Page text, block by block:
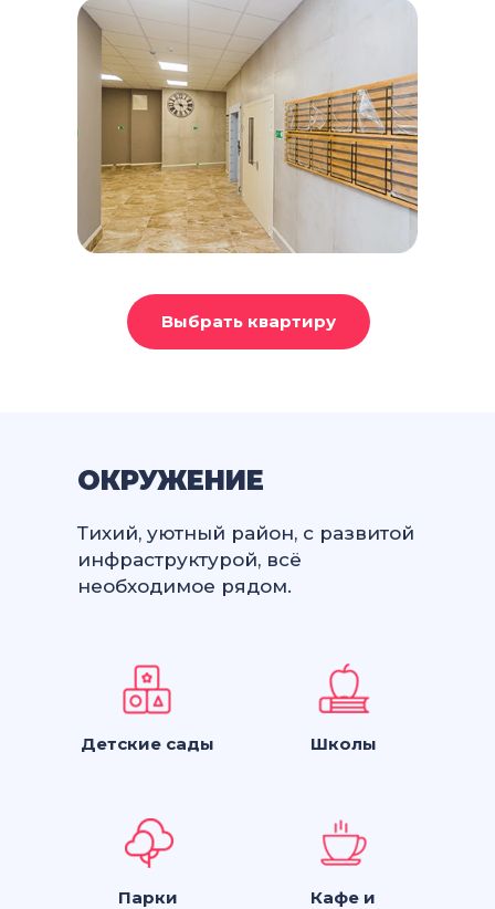
Выбрать квартиру
ОКРУЖЕНИЕ
Тихий, уютный район, с развитой
инфраструктурой, всё
необходимое рядом.
Детские сады Школы
Парки
Кафе и